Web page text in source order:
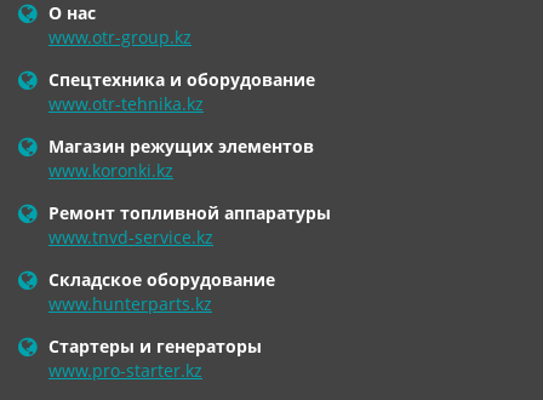
О нас
www.otr-group.kz
Спецтехника и оборудование
www.otr-tehnika.kz
Магазин режущих элементов
www.koronki.kz
Ремонт топливной аппаратуры
www.tnvd-service.kz
Складское оборудование
www.hunterparts.kz
Стартеры и генераторы
www.pro-starter.kz